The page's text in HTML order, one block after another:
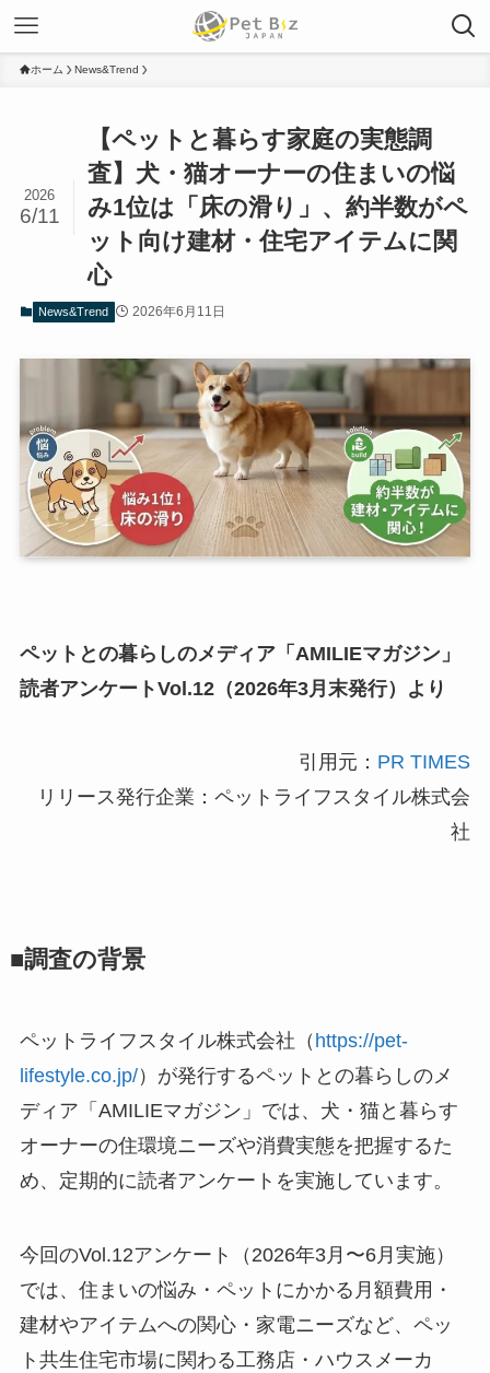
ホーム News&Trend
【ペットと暮らす家庭の実態調
査】犬・猫オーナーの住まいの悩
み1位は「床の滑り」、約半数がペ
ット向け建材・住宅アイテムに関
心
2026
6/11
News&Trend 2026年6月11日
ペットとの暮らしのメディア「AMILIEマガジン」
読者アンケートVol.12（2026年3月末発行）より
引用元： PR TIMES
リリース発行企業：ペットライフスタイル株式会
社
■調査の背景
ペットライフスタイル株式会社（ https://pet-
lifestyle.co.jp/）が発行するペットとの暮らしのメ
ディア「AMILIEマガジン」では、犬・猫と暮らす
オーナーの住環境ニーズや消費実態を把握するた
め、定期的に読者アンケートを実施しています。
今回のVol.12アンケート（2026年3月〜6月実施）
では、住まいの悩み・ペットにかかる月額費用・
建材やアイテムへの関心・家電ニーズなど、ペッ
ト共生住宅市場に関わる工務店・ハウスメーカ